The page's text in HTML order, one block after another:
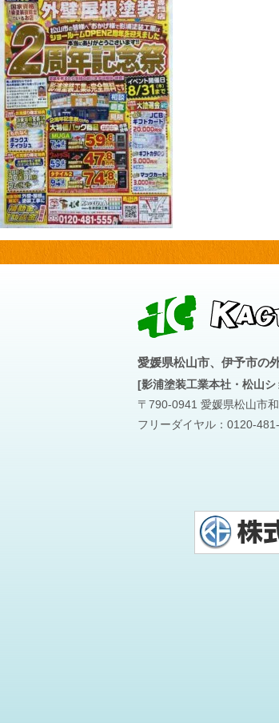
愛媛県松山市、伊予市の
[影浦塗装工業本社・松山シ
〒790-0941 愛媛県松山市
フリーダイヤル： 0120-